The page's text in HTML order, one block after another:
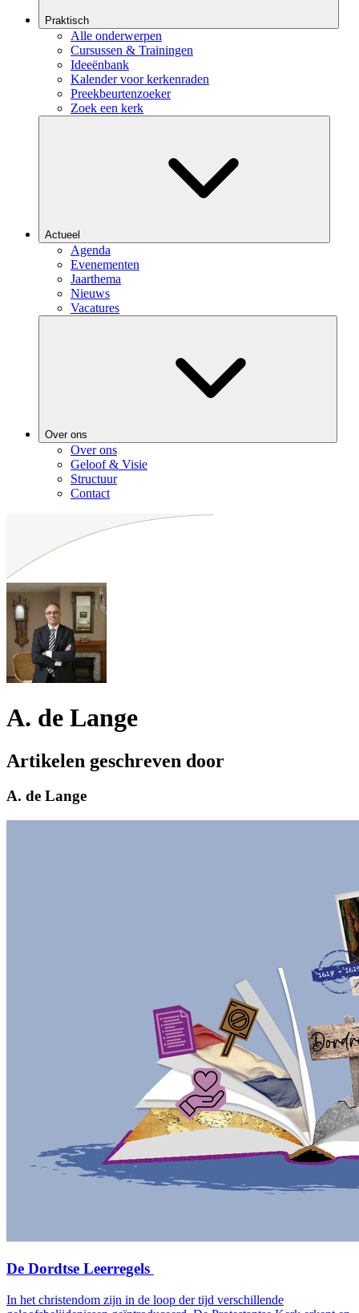
Praktisch
Alle onderwerpen
Cursussen & Trainingen
Ideeënbank
Kalender voor kerkenraden
Preekbeurtenzoeker
Zoek een kerk
Actueel
Agenda
Evenementen
Jaarthema
Nieuws
Vacatures
Over ons
Over ons
Geloof & Visie
Structuur
Contact
A. de Lange
Artikelen geschreven door
A. de Lange
De Dordtse Leerregels
In het christendom zijn in de loop der tijd verschillende